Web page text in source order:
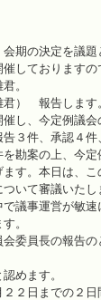
期の決定を議題
しておりますの
。
君） 報告します
し、今定例議会
３件、承認４件
勘案の上、今
す。本日は、
いて審議いたし
議事運営が敏速
。
委員長の報告の
めます。
２日までの２日